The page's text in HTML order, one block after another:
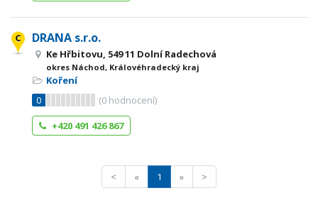
DRANA s.r.o.
Ke Hřbitovu, 549 11 Dolní Radechová
okres Náchod, Královéhradecký kraj
Koření
0
(0 hodnocení)
+420 491 426 867
< « 1 » >